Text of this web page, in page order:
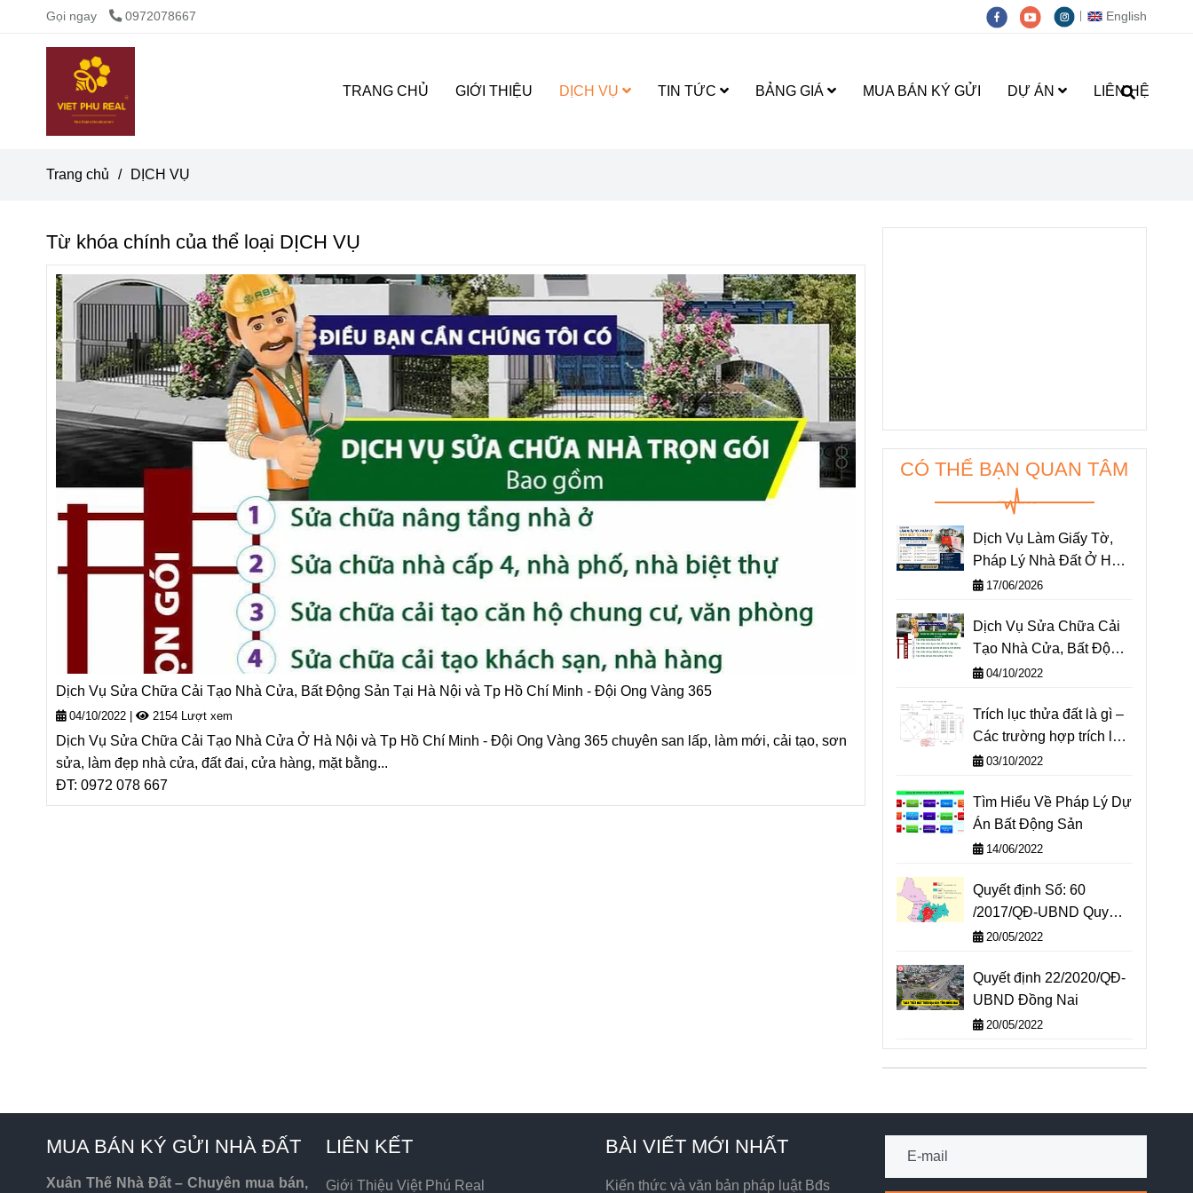
Gọi ngay 0972078667 English
TRANG CHỦ GIỚI THIỆU DỊCH VỤ TIN TỨC BẢNG GIÁ MUA BÁN KÝ GỬI DỰ ÁN LIÊN HỆ
Trang chủ / DỊCH VỤ
Từ khóa chính của thể loại DỊCH VỤ
Dịch Vụ Sửa Chữa Cải Tạo Nhà Cửa, Bất Động Sản Tại Hà Nội và Tp Hồ Chí Minh - Đội Ong Vàng 365
04/10/2022 2154 Lượt xem
Dịch Vụ Sửa Chữa Cải Tạo Nhà Cửa Ở Hà Nội và Tp Hồ Chí Minh - Đội Ong Vàng 365 chuyên san lấp, làm mới, cải tạo, sơn
sửa, làm đẹp nhà cửa, đất đai, cửa hàng, mặt bằng...
ĐT: 0972 078 667
CÓ THỂ BẠN QUAN TÂM
Dịch Vụ Làm Giấy Tờ,
Pháp Lý Nhà Đất Ở Hà
Nội. Chỉ Cần Gọi – Mọi
Nội Đều Có Người Lo
Từ A Đến Z
17/06/2026
Dịch Vụ Sửa Chữa Cải
Tạo Nhà Cửa, Bất Động
Sản Tại Hà Nội và Tp Hồ
365
04/10/2022
Trích lục thửa đất là gì –
Các trường hợp trích lục,
trích đo địa chính
03/10/2022
Tìm Hiểu Về Pháp Lý Dự
Án Bất Động Sản
14/06/2022
Quyết định Số: 60
/2017/QĐ-UBND Quy
định diện tích tối thiểu
Chí Minh
20/05/2022
Quyết định 22/2020/QĐ-
UBND Đồng Nai
20/05/2022
MUA BÁN KÝ GỬI NHÀ ĐẤT
Xuân Thế Nhà Đất – Chuyên mua bán,
LIÊN KẾT
Giới Thiệu Việt Phú Real
BÀI VIẾT MỚI NHẤT
Kiến thức và văn bản pháp luật Bđs